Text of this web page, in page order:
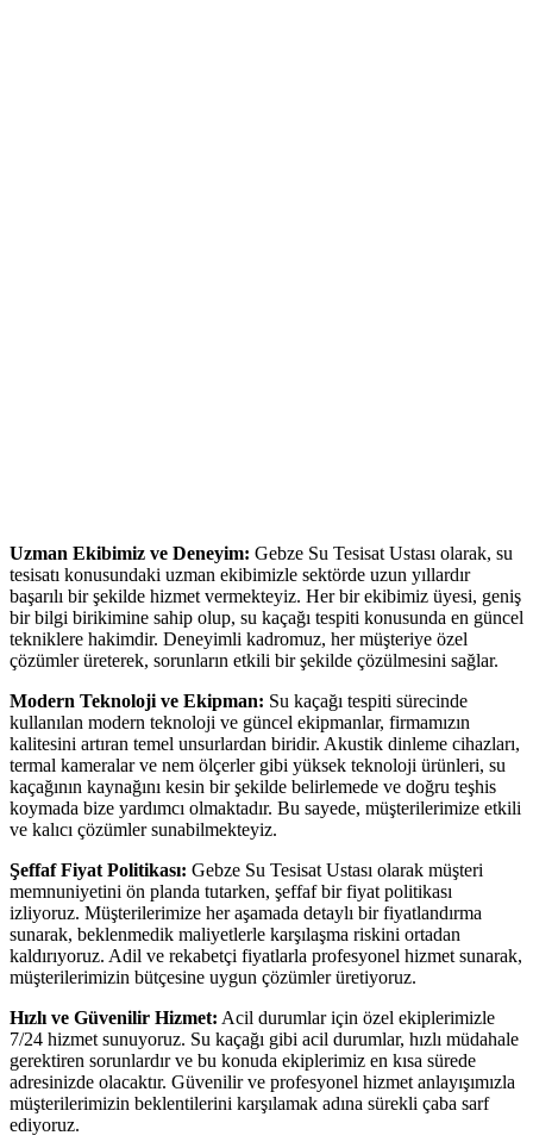
Uzman Ekibimiz ve Deneyim: Gebze Su Tesisat Ustası olarak, su
tesisatı konusundaki uzman ekibimizle sektörde uzun yıllardır
başarılı bir şekilde hizmet vermekteyiz. Her bir ekibimiz üyesi, geniş
bir bilgi birikimine sahip olup, su kaçağı tespiti konusunda en güncel
tekniklere hakimdir. Deneyimli kadromuz, her müşteriye özel
çözümler üreterek, sorunların etkili bir şekilde çözülmesini sağlar.
Modern Teknoloji ve Ekipman: Su kaçağı tespiti sürecinde
kullanılan modern teknoloji ve güncel ekipmanlar, firmamızın
kalitesini artıran temel unsurlardan biridir. Akustik dinleme cihazları,
termal kameralar ve nem ölçerler gibi yüksek teknoloji ürünleri, su
kaçağının kaynağını kesin bir şekilde belirlemede ve doğru teşhis
koymada bize yardımcı olmaktadır. Bu sayede, müşterilerimize etkili
ve kalıcı çözümler sunabilmekteyiz.
Şeffaf Fiyat Politikası: Gebze Su Tesisat Ustası olarak müşteri
memnuniyetini ön planda tutarken, şeffaf bir fiyat politikası
izliyoruz. Müşterilerimize her aşamada detaylı bir fiyatlandırma
sunarak, beklenmedik maliyetlerle karşılaşma riskini ortadan
kaldırıyoruz. Adil ve rekabetçi fiyatlarla profesyonel hizmet sunarak,
müşterilerimizin bütçesine uygun çözümler üretiyoruz.
Hızlı ve Güvenilir Hizmet: Acil durumlar için özel ekiplerimizle
7/24 hizmet sunuyoruz. Su kaçağı gibi acil durumlar, hızlı müdahale
gerektiren sorunlardır ve bu konuda ekiplerimiz en kısa sürede
adresinizde olacaktır. Güvenilir ve profesyonel hizmet anlayışımızla
müşterilerimizin beklentilerini karşılamak adına sürekli çaba sarf
ediyoruz.